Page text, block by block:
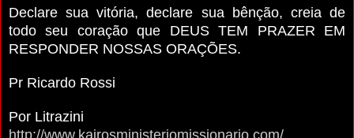
Declare sua vitória, declare sua bênção, creia de
todo seu coração que DEUS TEM PRAZER EM
RESPONDER NOSSAS ORAÇÕES.
Pr Ricardo Rossi
Por Litrazini
http://www.kairosministeriomissionario.com/